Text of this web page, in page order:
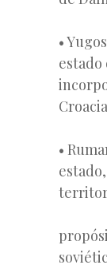
•
estado
•